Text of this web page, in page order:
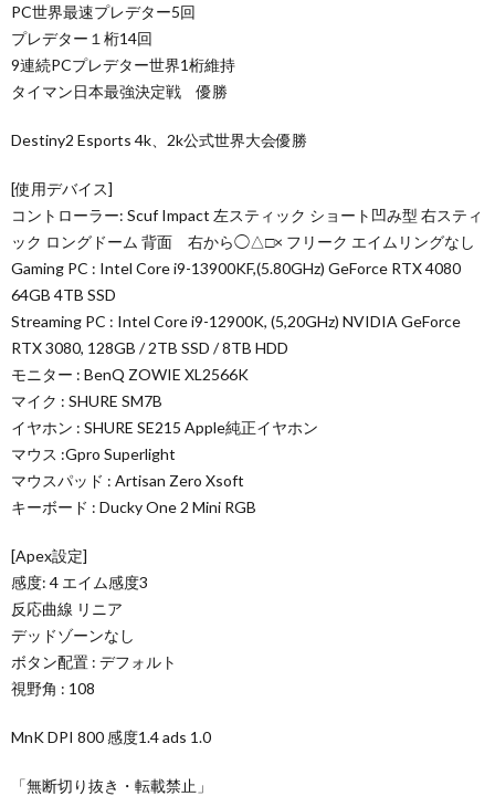
PC世界最速プレデター5回
プレデター１桁14回
9連続PCプレデター世界1桁維持
タイマン日本最強決定戦 優勝
Destiny2 Esports 4k、2k公式世界大会優勝
[使用デバイス]
コントローラー: Scuf Impact 左スティック ショート凹み型 右スティ
ック ロングドーム 背面 右から◯△□× フリーク エイムリングなし
Gaming PC : Intel Core i9-13900KF,(5.80GHz) GeForce RTX 4080
64GB 4TB SSD
Streaming PC : Intel Core i9-12900K, (5,20GHz) NVIDIA GeForce
RTX 3080, 128GB / 2TB SSD / 8TB HDD
モニター : BenQ ZOWIE XL2566K
マイク : SHURE SM7B
イヤホン : SHURE SE215 Apple純正イヤホン
マウス :Gpro Superlight
マウスパッド : Artisan Zero Xsoft
キーボード : Ducky One 2 Mini RGB
[Apex設定]
感度: 4 エイム感度3
反応曲線 リニア
デッドゾーンなし
ボタン配置 : デフォルト
視野角 : 108
MnK DPI 800 感度1.4 ads 1.0
「無断切り抜き・転載禁止」